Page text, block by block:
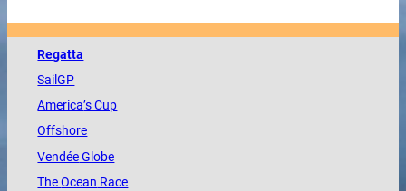
Regatta
SailGP
America’s Cup
Offshore
VendéeGlobe
TheOcean Race